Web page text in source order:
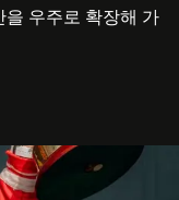
우주로 확장해 가